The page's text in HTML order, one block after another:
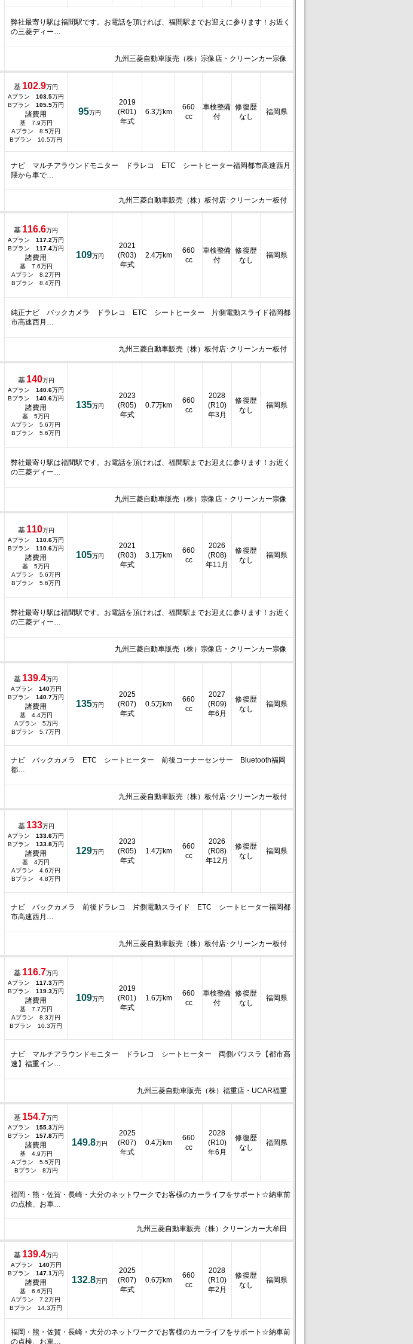
弊社最寄り駅は福間駅です。お電話を頂ければ、福間駅までお迎えに参ります！お近く
の三菱ディー…
九州三菱自動車販売（株）宗像店・クリーンカー宗像
基 102.9万円
Aプラン 103.5万円
Bプラン 105.5万円
諸費用
基 7.9万円
Aプラン 8.5万円
Bプラン 10.5万円
95万円
2019
(R01)
年式
6.3万km
660
cc
車検整備
付
修復歴
なし
福岡県
ナビ マルチアラウンドモニター ドラレコ ETC シートヒーター福岡都市高速西月
隈から車で…
九州三菱自動車販売（株）板付店･クリーンカー板付
基 116.6万円
Aプラン 117.2万円
Bプラン 117.4万円
諸費用
基 7.6万円
Aプラン 8.2万円
Bプラン 8.4万円
109万円
2021
(R03)
年式
2.4万km
660
cc
車検整備
付
修復歴
なし
福岡県
純正ナビ バックカメラ ドラレコ ETC シートヒーター 片側電動スライド福岡都
市高速西月…
九州三菱自動車販売（株）板付店･クリーンカー板付
基 140万円
Aプラン 140.6万円
Bプラン 140.6万円
諸費用
基 5万円
Aプラン 5.6万円
Bプラン 5.6万円
135万円
2023
(R05)
年式
0.7万km
660
cc
2028
(R10)
年3月
修復歴
なし
福岡県
弊社最寄り駅は福間駅です。お電話を頂ければ、福間駅までお迎えに参ります！お近く
の三菱ディー…
九州三菱自動車販売（株）宗像店・クリーンカー宗像
基 110万円
Aプラン 110.6万円
Bプラン 110.6万円
諸費用
基 5万円
Aプラン 5.6万円
Bプラン 5.6万円
105万円
2021
(R03)
年式
3.1万km
660
cc
2026
(R08)
年11月
修復歴
なし
福岡県
弊社最寄り駅は福間駅です。お電話を頂ければ、福間駅までお迎えに参ります！お近く
の三菱ディー…
九州三菱自動車販売（株）宗像店・クリーンカー宗像
基 139.4万円
Aプラン 140万円
Bプラン 140.7万円
諸費用
基 4.4万円
Aプラン 5万円
Bプラン 5.7万円
135万円
2025
(R07)
年式
0.5万km
660
cc
2027
(R09)
年6月
修復歴
なし
福岡県
ナビ バックカメラ ETC シートヒーター 前後コーナーセンサー Bluetooth福岡
都…
九州三菱自動車販売（株）板付店･クリーンカー板付
基 133万円
Aプラン 133.6万円
Bプラン 133.8万円
諸費用
基 4万円
Aプラン 4.6万円
Bプラン 4.8万円
129万円
2023
(R05)
年式
1.4万km
660
cc
2026
(R08)
年12月
修復歴
なし
福岡県
ナビ バックカメラ 前後ドラレコ 片側電動スライド ETC シートヒーター福岡都
市高速西月…
九州三菱自動車販売（株）板付店･クリーンカー板付
基 116.7万円
Aプラン 117.3万円
Bプラン 119.3万円
諸費用
基 7.7万円
Aプラン 8.3万円
Bプラン 10.3万円
109万円
2019
(R01)
年式
1.6万km
660
cc
車検整備
付
修復歴
なし
福岡県
ナビ マルチアラウンドモニター ドラレコ シートヒーター 両側パワスラ【都市高
速】福重イン…
九州三菱自動車販売（株）福重店・UCAR福重
基 154.7万円
Aプラン 155.3万円
Bプラン 157.8万円
諸費用
基 4.9万円
Aプラン 5.5万円
Bプラン 8万円
149.8万円
2025
(R07)
年式
0.4万km
660
cc
2028
(R10)
年6月
修復歴
なし
福岡県
福岡・熊・佐賀・長崎・大分のネットワークでお客様のカーライフをサポート☆納車前
の点検、お車…
九州三菱自動車販売（株）クリーンカー大牟田
基 139.4万円
Aプラン 140万円
Bプラン 147.1万円
諸費用
基 6.6万円
Aプラン 7.2万円
Bプラン 14.3万円
132.8万円
2025
(R07)
年式
0.6万km
660
cc
2028
(R10)
年2月
修復歴
なし
福岡県
福岡・熊・佐賀・長崎・大分のネットワークでお客様のカーライフをサポート☆納車前
の点検、お車…